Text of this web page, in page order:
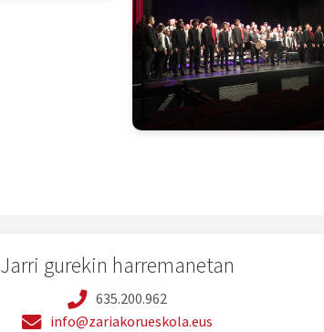
Jarri gurekin harremanetan
635.200.962
info@zariakorueskola.eus